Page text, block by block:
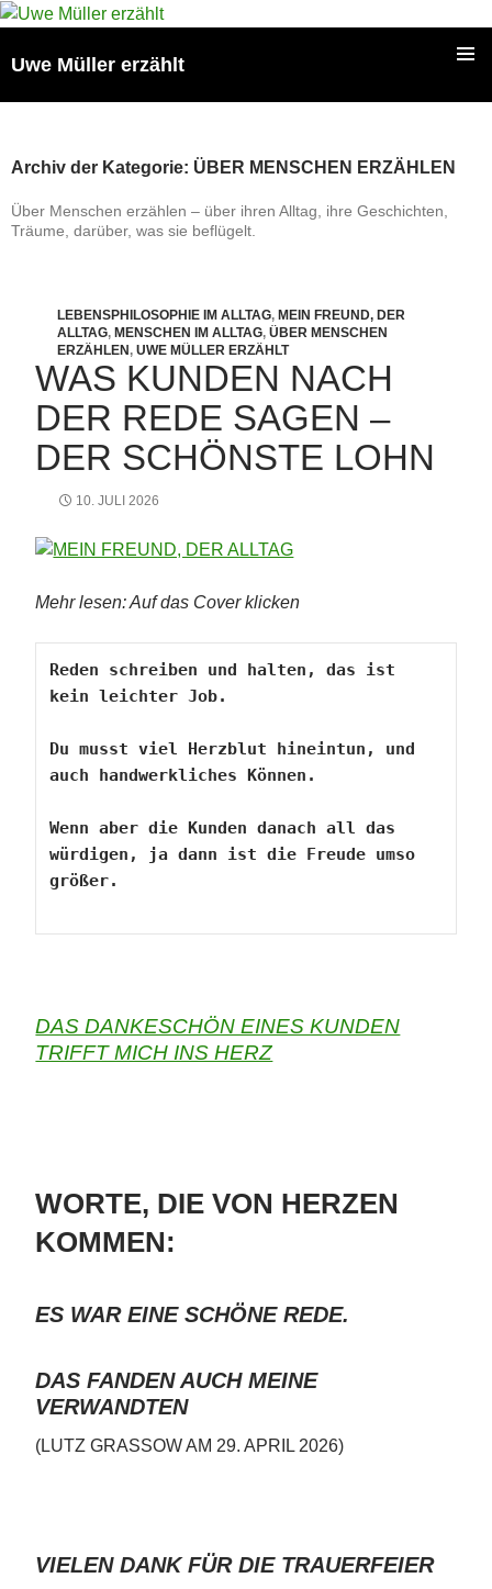
Zum
springen
Uwe Müller erzählt
MENÜ
Archiv der Kategorie: ÜBER MENSCHEN ERZÄHLEN
Über Menschen erzählen – über ihren Alltag, ihre Geschichten,
Träume, darüber, was sie beflügelt.
LEBENSPHILOSOPHIE IM ALLTAG, MEIN FREUND, DER
ALLTAG, MENSCHEN IM ALLTAG, ÜBER MENSCHEN
ERZÄHLEN, UWE MÜLLER ERZÄHLT
WAS KUNDEN NACH
DER REDE SAGEN –
DER SCHÖNSTE LOHN
10. JULI 2026
Mehr lesen: Auf das Cover klicken
Reden schreiben und halten, das ist
kein leichter Job.
Du musst viel Herzblut hineintun, und
auch handwerkliches Können.
Wenn aber die Kunden danach all das
würdigen, ja dann ist die Freude umso
größer.
DAS DANKESCHÖN EINES KUNDEN
TRIFFT MICH INS HERZ
WORTE, DIE VON HERZEN
KOMMEN:
ES WAR EINE SCHÖNE REDE.
DAS FANDEN AUCH MEINE
VERWANDTEN
(LUTZ GRASSOW AM 29. APRIL 2026)
VIELEN DANK FÜR DIE TRAUERFEIER